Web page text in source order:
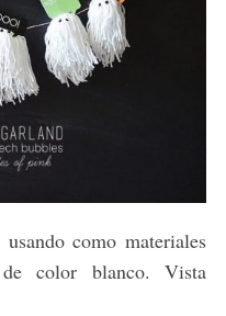
como materiales
color blanco. Vista